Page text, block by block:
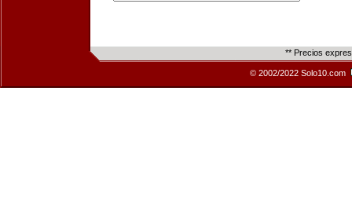
** Precios
© 2002/2022 Solo10.com